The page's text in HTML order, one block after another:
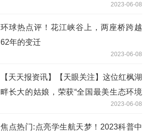
2023-06-08
环球热点评！花江峡谷上，两座桥跨越
62年的变迁
2023-06-08
【天天报资讯】【天眼关注】这位红枫湖
畔长大的姑娘，荣获“全国最美生态环境
2023-06-08
焦点热门:点亮学生航天梦！2023科普中